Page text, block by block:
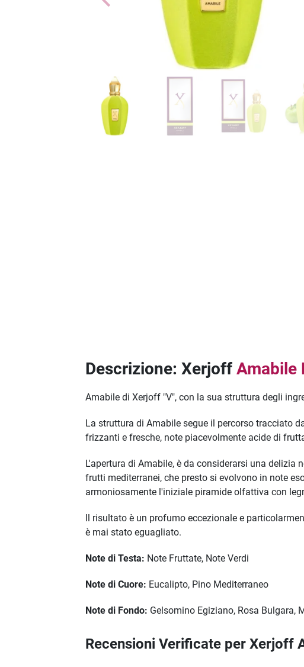
Descrizione: XerjoffAmabile
Amabile di Xerjoff "V", con la sua struttura degli
La struttura di Amabile segue il percorso tracciato
frizzanti e fresche, note piacevolmente acide di
L'apertura di Amabile, è da considerarsi una
frutti mediterranei, che presto si evolvono in note
armoniosamente l'iniziale piramide olfattiva con
Il risultato è un profumo eccezionale e
è mai stato eguagliato.
Note di Testa: Note Fruttate, Note Verdi
Note di Cuore: Eucalipto, Pino Mediterraneo
Note di Fondo: Gelsomino Egiziano, Rosa Bulgara,
Recensioni Verificate per Xerjoff